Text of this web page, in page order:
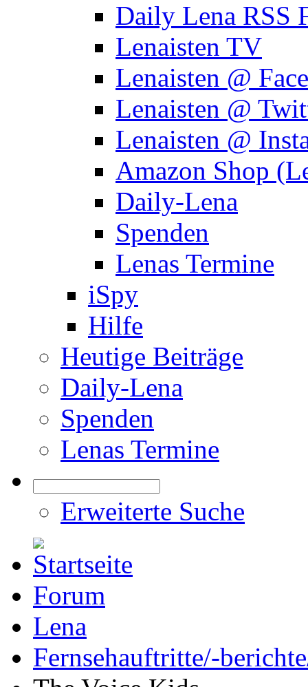
Daily Lena RSS
Lenaisten TV
Lenaisten @
Lenaisten @
Lenaisten @
Amazon Shop
Daily-Lena
Spenden
Lenas Termine
iSpy
Hilfe
Heutige Beiträge
Daily-Lena
Spenden
Lenas Termine
Erweiterte Suche
Forum
Lena
Fernsehauftritte/-